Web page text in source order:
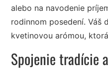
alebo na navodenie
rodinnom posedení. Váš
kvetinovou arómou,
Spojenie tradície